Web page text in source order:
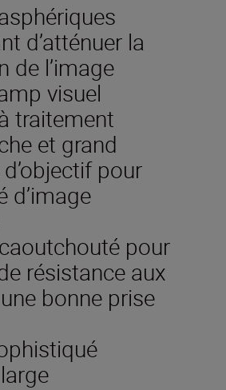
d’atténuer la
de l’image
visuel
traitement
et grand
pour
d’image
pour
résistance aux
bonne prise